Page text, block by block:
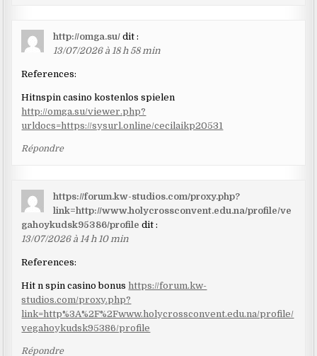
http://omga.su/ dit :
13/07/2026 à 18 h 58 min
References:
Hitnspin casino kostenlos spielen
http://omga.su/viewer.php?
urldocs=https://sysurl.online/cecilaikp20531
Répondre
https://forum.kw-studios.com/proxy.php?
link=http://www.holycrossconvent.edu.na/profile/ve
gahoykudsk95386/profile dit :
13/07/2026 à 14 h 10 min
References:
Hit n spin casino bonus https://forum.kw-
studios.com/proxy.php?
link=http%3A%2F%2Fwww.holycrossconvent.edu.na/profile/
vegahoykudsk95386/profile
Répondre